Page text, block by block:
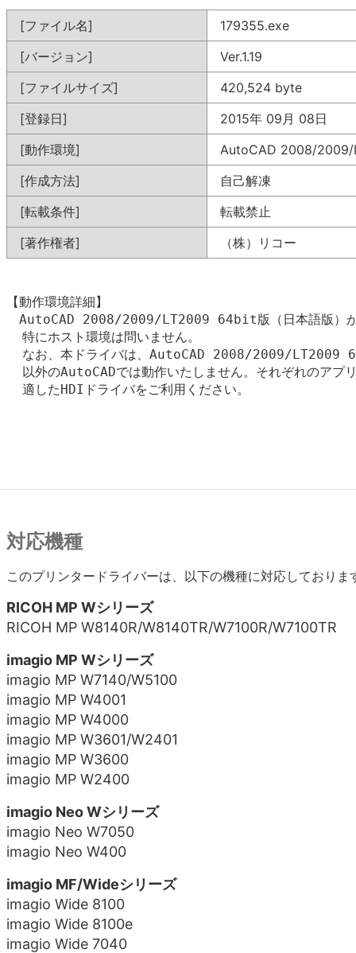
[ファイル名]
179355.exe
[バージョン]
Ver.1.19
[ファイルサイズ]
420,524 byte
[登録日]
2015年 09月 08日
[動作環境]
AutoCAD 2008/2009/
[作成方法]
自己解凍
[転載条件]
転載禁止
[著作権者]
（株）リコー
【動作環境詳細】
AutoCAD 2008/2009/LT2009 64bit版（日本語版）が
  特にホスト環境は問いません。
なお、本ドライバは、AutoCAD 2008/2009/LT2009
以外のAutoCADでは動作いたしません。それぞれのアプ
  適したHDIドライバをご利用ください。
対応機種
このプリンタードライバーは、以下の機種に対応しておりま
RICOH MP Wシリーズ
RICOH MP W8140R/W8140TR/W7100R/W7100TR
imagio MP Wシリーズ
imagio MP W7140/W5100
imagio MP W4001
imagio MP W4000
imagio MP W3601/W2401
imagio MP W3600
imagio MP W2400
imagio Neo Wシリーズ
imagio Neo W7050
imagio Neo W400
imagio MF/Wideシリーズ
imagio Wide 8100
imagio Wide 8100e
imagio Wide 7040